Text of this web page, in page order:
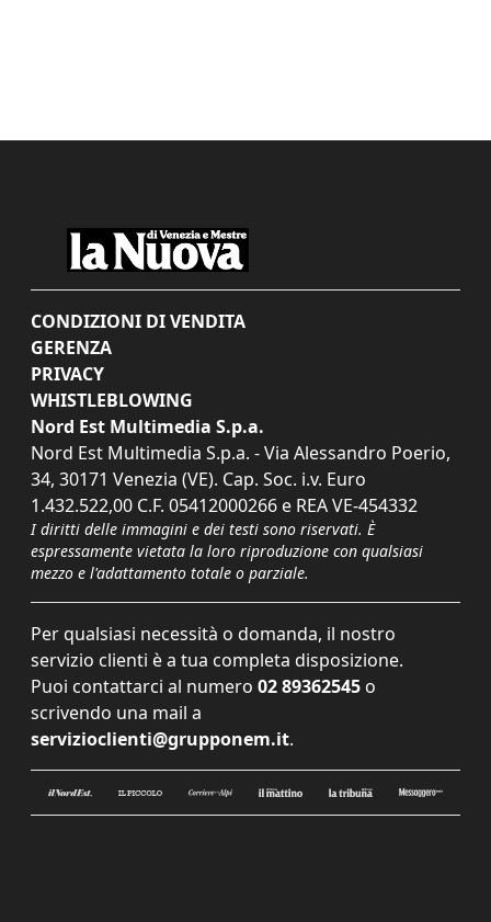
CONDIZIONI DI VENDITA
GERENZA
PRIVACY
WHISTLEBLOWING
Nord Est Multimedia S.p.a.
Nord Est Multimedia S.p.a. - Via Alessandro Poerio,
34, 30171 Venezia (VE). Cap. Soc. i.v. Euro
1.432.522,00 C.F. 05412000266 e REA VE-454332
I diritti delle immagini e dei testi sono riservati. È
espressamente vietata la loro riproduzione con qualsiasi
mezzo e l'adattamento totale o parziale.
Per qualsiasi necessità o domanda, il nostro
servizio clienti è a tua completa disposizione.
Puoi contattarci al numero 02 89362545 o
scrivendo una mail a
servizioclienti@grupponem.it.